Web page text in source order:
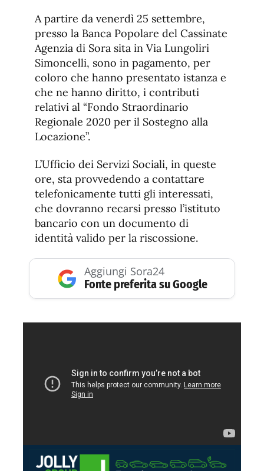
de
fuente
de
fuente.
A partire da venerdì 25 settembre,
presso la Banca Popolare del Cassinate
Agenzia di Sora sita in Via Lungoliri
Simoncelli, sono in pagamento, per
coloro che hanno presentato istanza e
che ne hanno diritto, i contributi
relativi al “Fondo Straordinario
Regionale 2020 per il Sostegno alla
Locazione”.
L’Ufficio dei Servizi Sociali, in queste
ore, sta provvedendo a contattare
telefonicamente tutti gli interessati,
che dovranno recarsi presso l’istituto
bancario con un documento di
identità valido per la riscossione.
Aggiungi Sora24
Fonte preferita su Google